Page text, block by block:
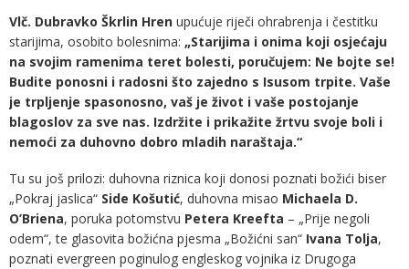
Vlč. Dubravko Škrlin Hren upućuje riječi ohrabrenja i čestitku
starijima, osobito bolesnima: „Starijima i onima koji osjećaju
na svojim ramenima teret bolesti, poručujem: Ne bojte se!
Budite ponosni i radosni što zajedno s Isusom trpite. Vaše
je trpljenje spasonosno, vaš je život i vaše postojanje
blagoslov za sve nas. Izdržite i prikažite žrtvu svoje boli i
nemoći za duhovno dobro mladih naraštaja.“
Tu su još prilozi: duhovna riznica koji donosi poznati božići biser
„Pokraj jaslica“ Side Košutić, duhovna misao Michaela D.
O’Briena, poruka potomstvu Petera Kreefta – „Prije negoli
odem“, te glasovita božićna pjesma „Božićni san“ Ivana Tolja,
poznati evergreen poginulog engleskog vojnika iz Drugoga